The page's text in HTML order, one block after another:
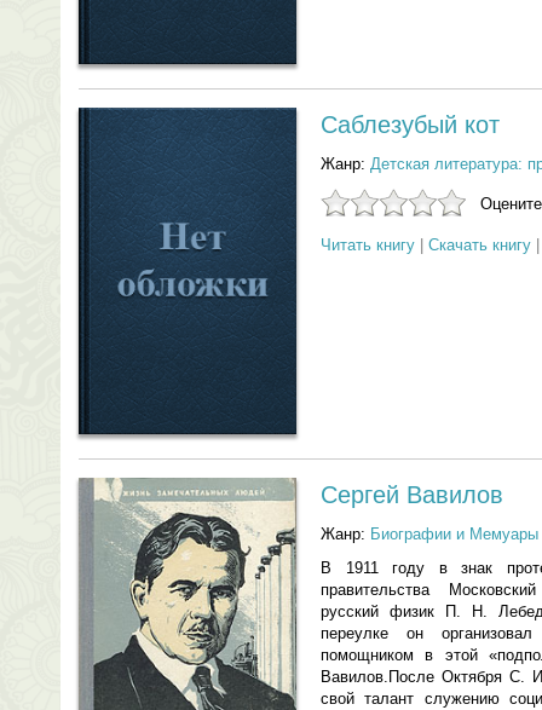
Саблезубый кот
Жанр: Детская литература:
Читать книгу Скачать книгу
Сергей Вавилов
Жанр: Биографии и Мемуары
В 1911 году в знак
правительства
русский физик П. Н.
переулке он
помощником в этой
Вавилов.После Октября С.
свой талант служению